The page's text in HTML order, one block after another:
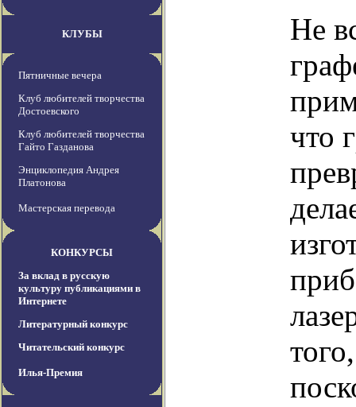
КЛУБЫ
Пятничные вечера
Клуб любителей творчества
Достоевского
Клуб любителей творчества
Гайто Газданова
Энциклопедия Андрея
Платонова
Мастерская перевода
КОНКУРСЫ
За вклад в русскую
культуру публикациями в
Интернете
Литературный конкурс
Читательский конкурс
Илья-Премия
Не
что